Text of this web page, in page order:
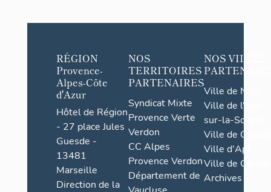
RÉGION
Provence-
Alpes-Côte
d'Azur
Hôtel de Région
- 27 place Jules
Guesde -
13481
Marseille
Direction de la
NOS
TERRITOIRES
PARTENAIRES
Syndicat Mixte
Provence Verte
Verdon
CC Alpes
Provence Verdon
Département de
NOS VILLES
Ville de Nice
Ville de l'Isle-
sur-la-Sorgue
Ville de Grasse
Ville d'Apt
Ville de
Archives